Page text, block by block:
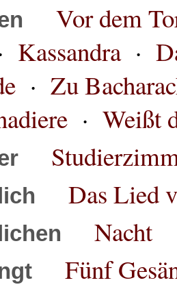
Vor dem
Kassandra·
· Zu
· Weißt
Das Lied
Nacht
Fünf